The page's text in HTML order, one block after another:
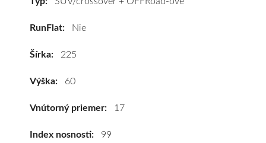
cenu
RunFlat: Nie
Šírka: 225
Výška: 60
Vnútorný priemer: 17
Index nosnosti: 99